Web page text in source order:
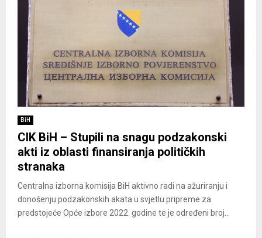
BiH
CIK BiH – Stupili na snagu podzakonski
akti iz oblasti finansiranja političkih
stranaka
Centralna izborna komisija BiH aktivno radi na ažuriranju i
donošenju podzakonskih akata u svjetlu pripreme za
predstojeće Opće izbore 2022. godine te je određeni broj...